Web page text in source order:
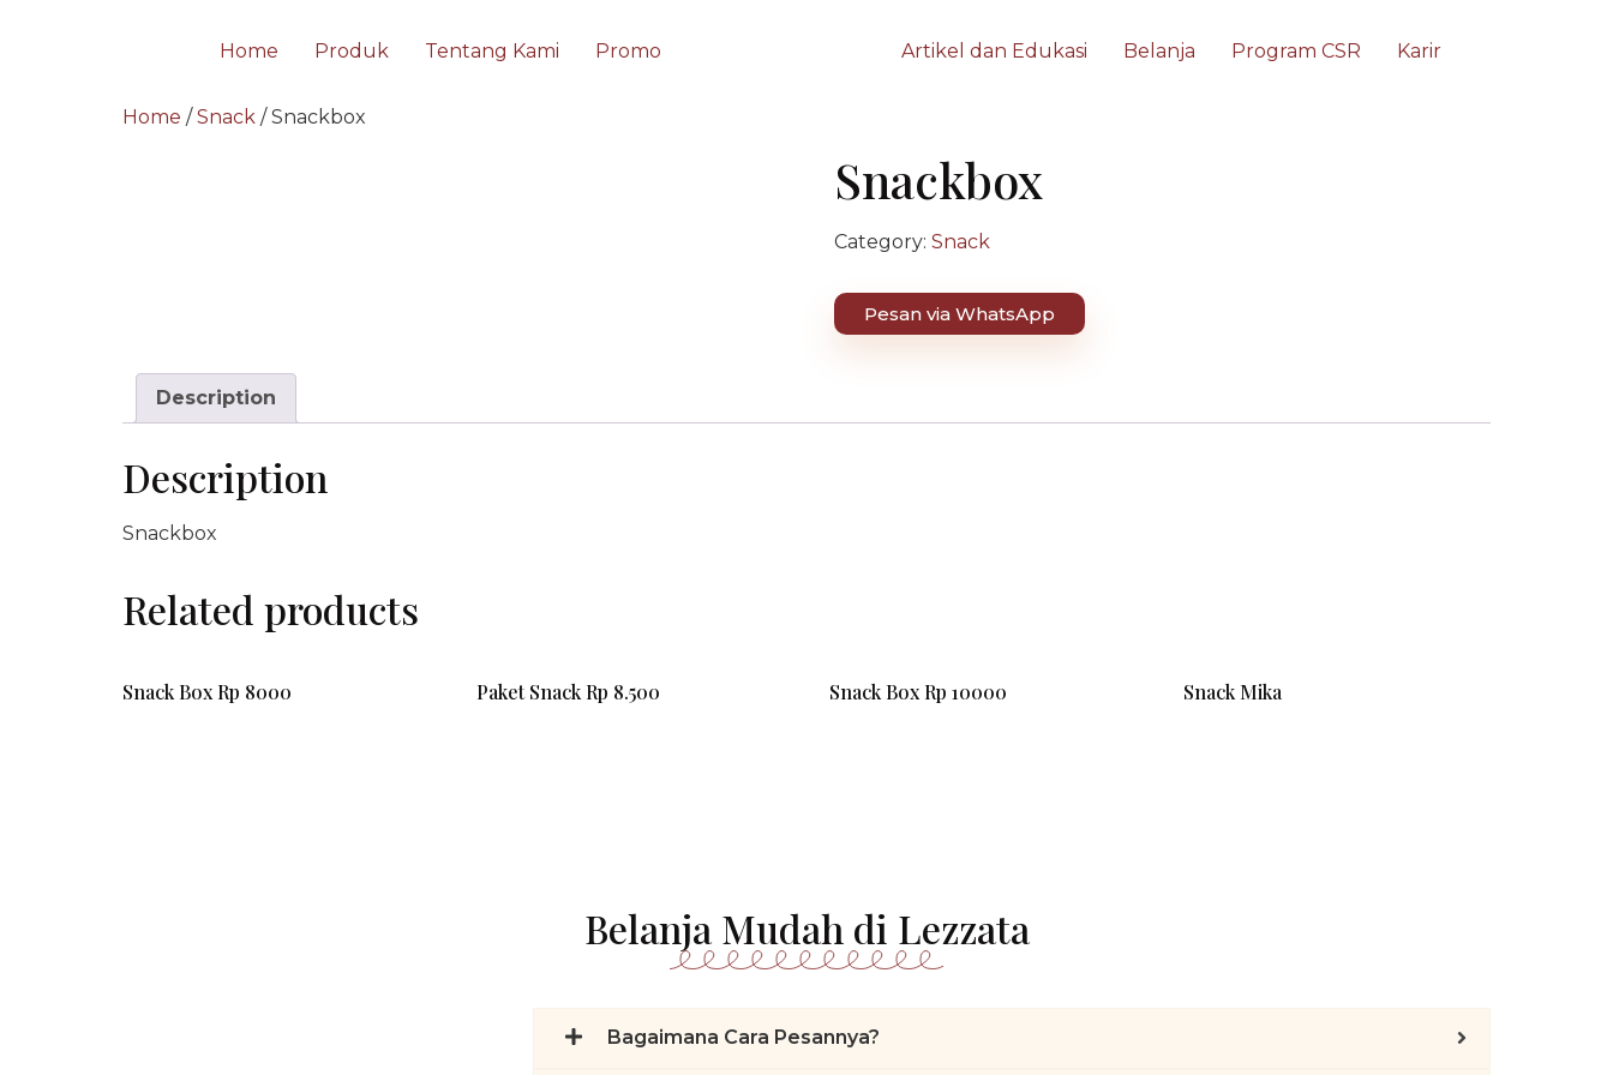
Home Produk Tentang Kami Promo Artikel dan Edukasi Belanja Program CSR Karir
Home /Snack / Snackbox
Snackbox
Category: Snack
Pesan via WhatsApp
Description
Description
Snackbox
Related products
Snack Box Rp 8000 Paket Snack Rp 8.500 Snack Box Rp 10000 Snack Mika
Belanja Mudah di Lezzata
Bagaimana Cara Pesannya?